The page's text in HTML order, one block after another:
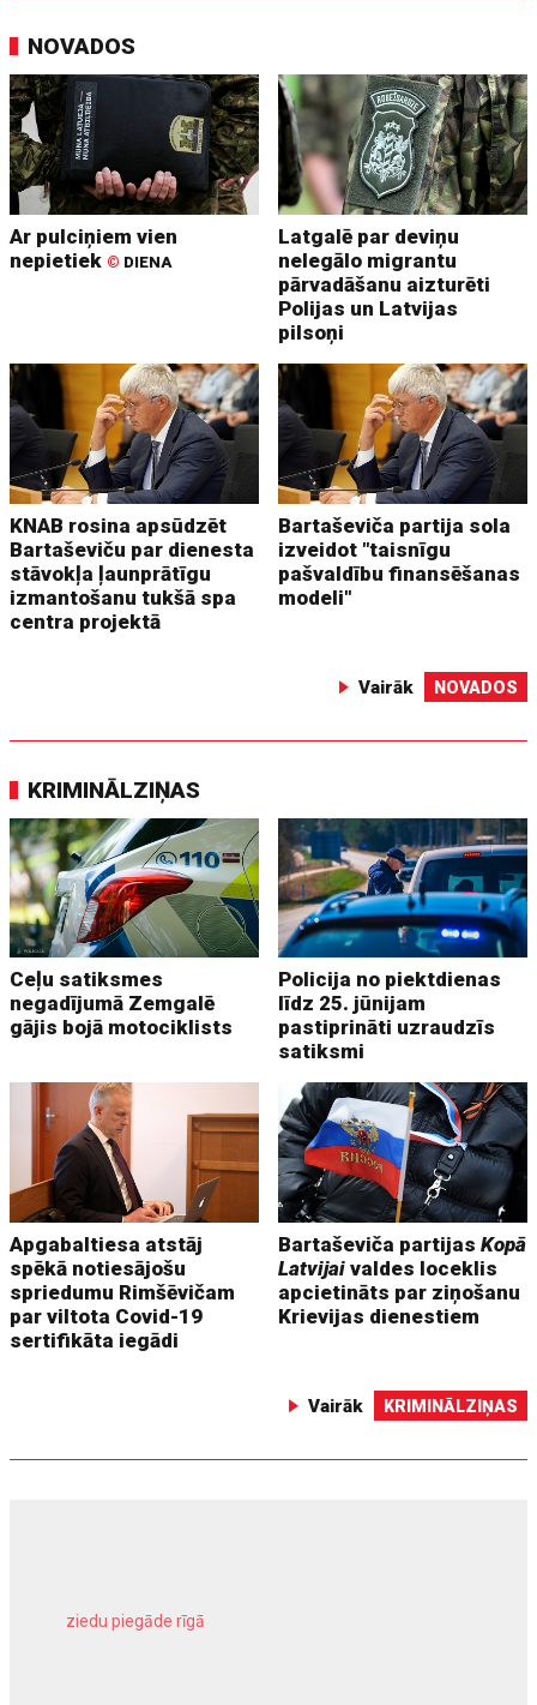
NOVADOS
Ar pulciņiem vien
nepietiek © DIENA
Latgalē par deviņu
nelegālo migrantu
pārvadāšanu aizturēti
Polijas un Latvijas
pilsoņi
KNAB rosina apsūdzēt
Bartaševiču par dienesta
stāvokļa ļaunprātīgu
izmantošanu tukšā spa
centra projektā
Bartaševiča partija sola
izveidot "taisnīgu
pašvaldību finansēšanas
modeli"
Vairāk NOVADOS
KRIMINĀLZIŅAS
Ceļu satiksmes
negadījumā Zemgalē
gājis bojā motociklists
Policija no piektdienas
līdz 25. jūnijam
pastiprināti uzraudzīs
satiksmi
Apgabaltiesa atstāj
spēkā notiesājošu
spriedumu Rimšēvičam
par viltota Covid-19
sertifikāta iegādi
Bartaševiča partijasKopā
Latvijai valdes loceklis
apcietināts par ziņošanu
Krievijas dienestiem
Vairāk KRIMINĀLZIŅAS
ziedu piegāde rīgā